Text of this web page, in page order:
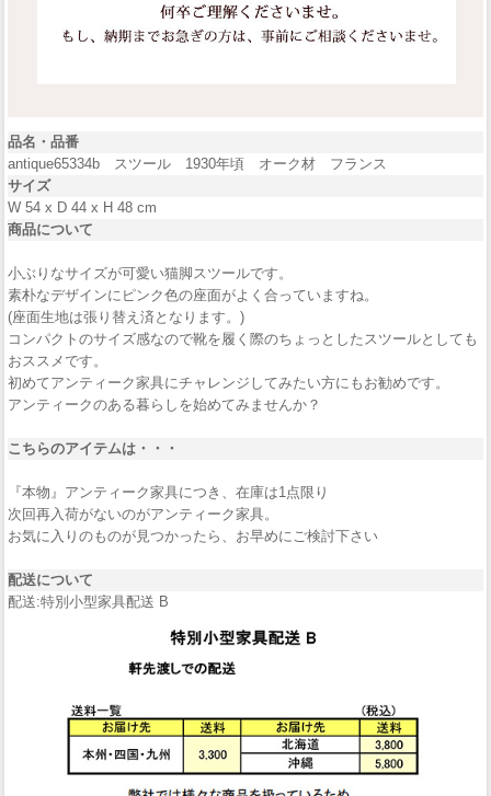
品名・品番
antique65334b スツール 1930年頃 オーク材 フランス
サイズ
W 54 x D 44 x H 48 cm
商品について
小ぶりなサイズが可愛い猫脚スツールです。
素朴なデザインにピンク色の座面がよく合っていますね。
(座面生地は張り替え済となります。)
コンパクトのサイズ感なので靴を履く際のちょっとしたスツールとしても
おススメです。
初めてアンティーク家具にチャレンジしてみたい方にもお勧めです。
アンティークのある暮らしを始めてみませんか？
こちらのアイテムは・・・
『本物』アンティーク家具につき、在庫は1点限り
次回再入荷がないのがアンティーク家具。
お気に入りのものが見つかったら、お早めにご検討下さい
配送について
配送:特別小型家具配送 B